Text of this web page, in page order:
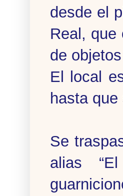
desde el
Real, que
de
El local
hasta
Se
alias